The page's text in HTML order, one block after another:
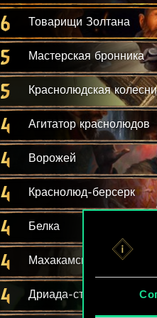
6 Товарищи Золтана
5 Мастерская бронника
5 Краснолюдская
4 Агитатор краснолюдов
4 Ворожей
4 Краснолюд-берсерк
4 Белка
4 Махакамская стража
4 Дриада-стражница